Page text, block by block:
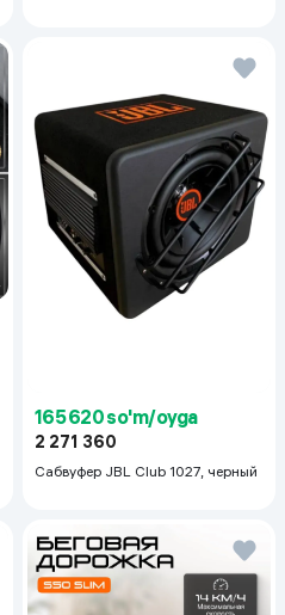
165 620 so'm/oyga
2 271 360
Сабвуфер JBL Club 1027, черный